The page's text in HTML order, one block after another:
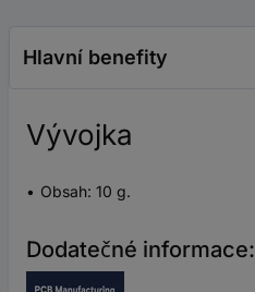
Hlavní benefity
Vývojka
Obsah: 10 g.
Dodatečné informace: